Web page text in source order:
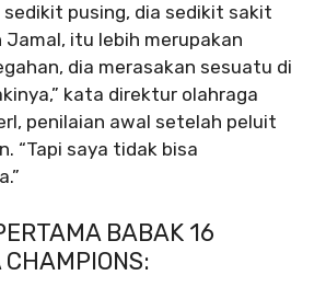
pusing, dia sedikit sakit
Jamal, itu lebih merupakan
dia merasakan sesuatu di
kata direktur olahraga
penilaian awal setelah peluit
“Tapi saya tidak bisa
BABAK 16